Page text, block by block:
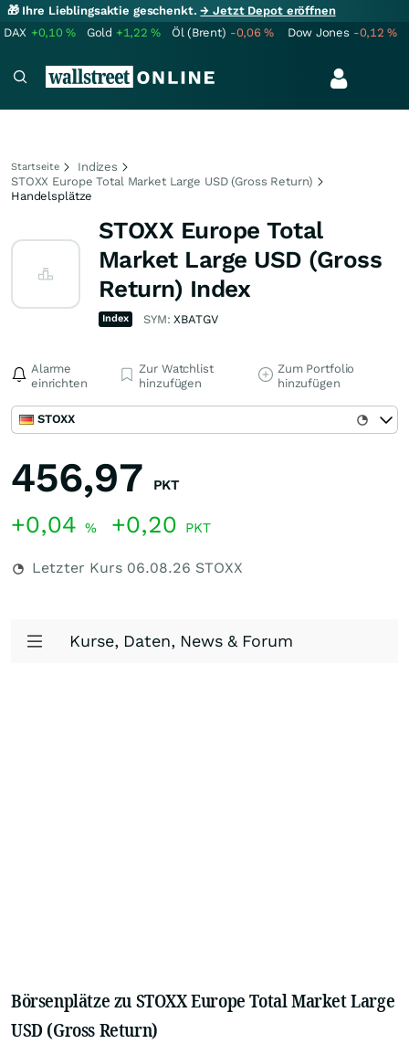
🎁 Ihre Lieblingsaktie geschenkt.→ Jetzt Depot eröffnen
DAX +0,10% Gold +1,22% Öl (Brent) -0,06% Dow Jones -0,12%
Startseite
Indizes
STOXX Europe Total Market Large USD (Gross Return)
Handelsplätze
STOXX Europe Total
Market Large USD (Gross
Return) Index
Index SYM:XBATGV
Alarme
einrichten
Zur Watchlist
hinzufügen
Zum Portfolio
hinzufügen
STOXX
456,97 PKT
+0,04 % +0,20 PKT
Letzter Kurs 06.08.26 STOXX
Kurse, Daten, News & Forum
Börsenplätze zu STOXX Europe Total Market Large
USD (Gross Return)